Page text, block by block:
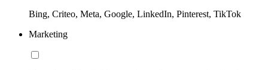
Bing, Criteo, Meta, Google, LinkedIn, Pinterest, TikTok
Marketing